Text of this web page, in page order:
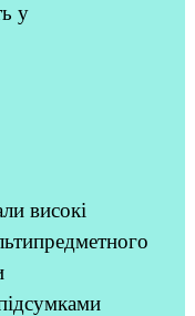
у
високі